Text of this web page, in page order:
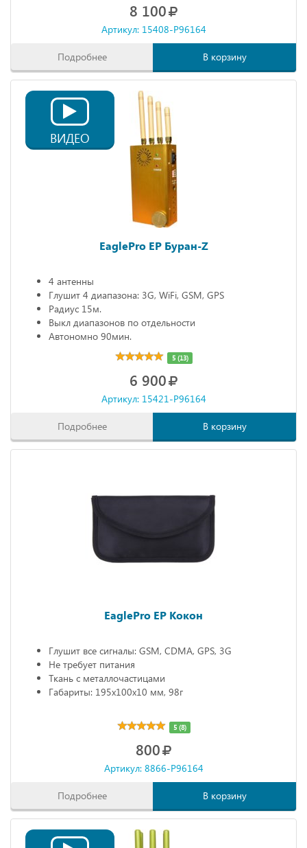
8 100
Артикул: 15408-P96164
Подробнее В корзину
ВИДЕО
EaglePro EP Буран-Z
4 антенны
Глушит 4 диапазона: 3G, WiFi, GSM, GPS
Радиус 15м.
Выкл диапазонов по отдельности
Автономно 90мин.
5 (13)
6 900
Артикул: 15421-P96164
Подробнее В корзину
EaglePro EP Кокон
Глушит все сигналы: GSM, CDMA, GPS, 3G
Не требует питания
Ткань с металлочастицами
Габариты: 195х100х10 мм, 98г
5 (8)
800
Артикул: 8866-P96164
Подробнее В корзину